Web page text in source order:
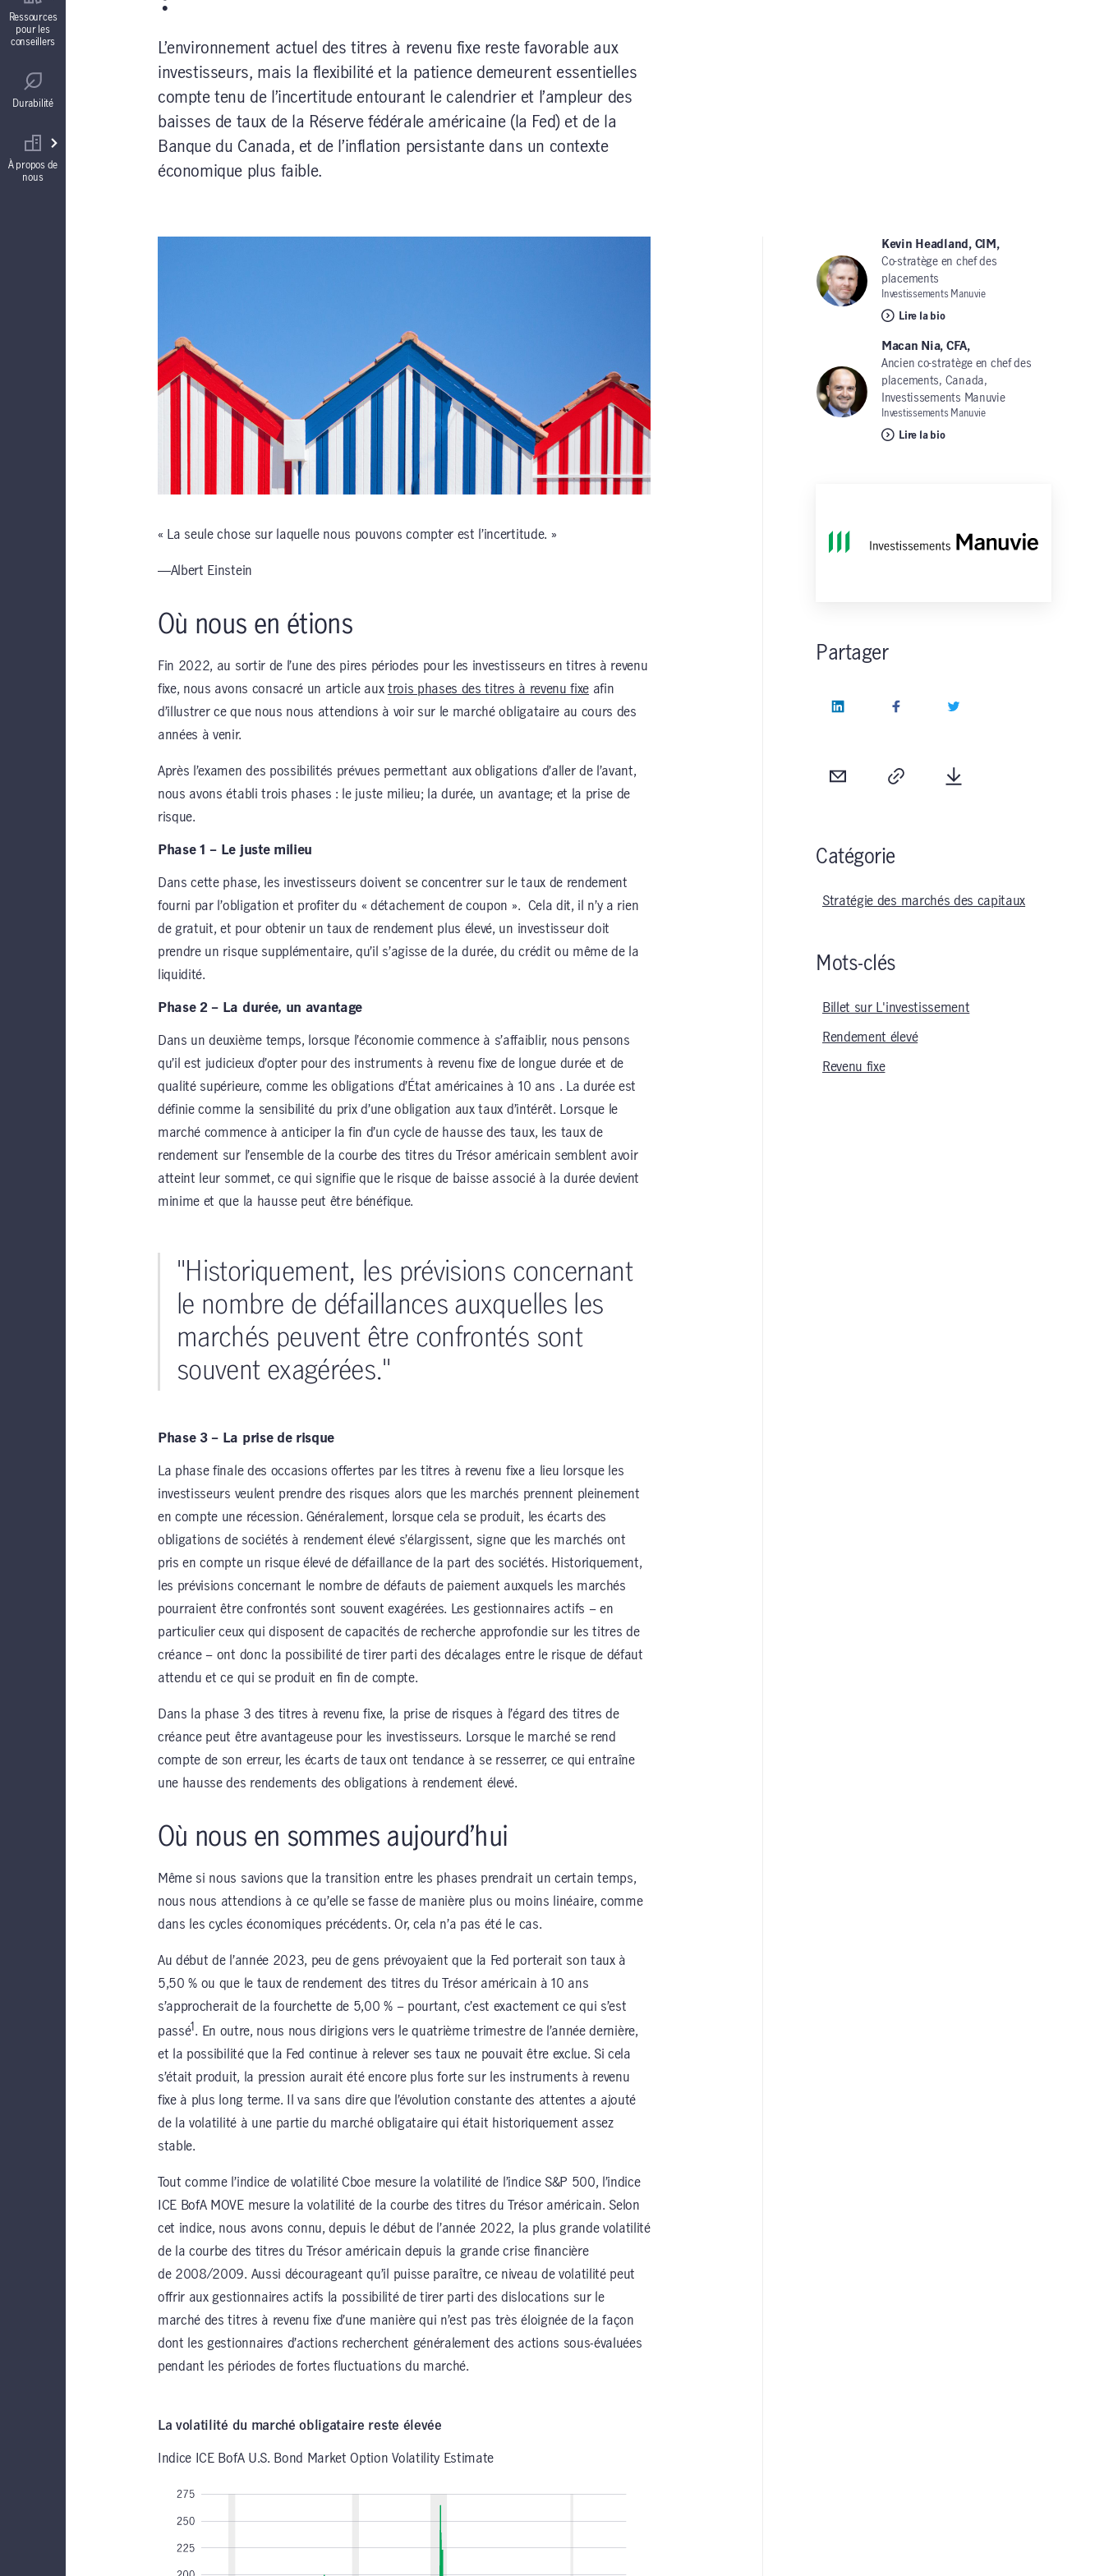
Contrats de fonds distincts
Comptes à intérêt garanti (CIG)
Ressources
pour les
conseillers
Réglementation
Votre équipe commerciale
Durabilité
À propos de
nous
L’environnement actuel des titres à revenu fixe reste favorable aux
investisseurs, mais la flexibilité et la patience demeurent essentielles
compte tenu de l’incertitude entourant le calendrier et l’ampleur des
baisses de taux de la Réserve fédérale américaine (la Fed) et de la
Banque du Canada, et de l’inflation persistante dans un contexte
économique plus faible.
« La seule chose sur laquelle nous pouvons compter est l’incertitude. »
―Albert Einstein
Où nous en étions
Fin 2022, au sortir de l’une des pires périodes pour les investisseurs en titres à revenu
fixe, nous avons consacré un article aux trois phases des titres à revenu fixe afin
d’illustrer ce que nous nous attendions à voir sur le marché obligataire au cours des
années à venir.
Après l’examen des possibilités prévues permettant aux obligations d’aller de l’avant,
nous avons établi trois phases : le juste milieu; la durée, un avantage; et la prise de
risque.
Phase 1 – Le juste milieu
Dans cette phase, les investisseurs doivent se concentrer sur le taux de rendement
fourni par l’obligation et profiter du « détachement de coupon ». Cela dit, il n’y a rien
de gratuit, et pour obtenir un taux de rendement plus élevé, un investisseur doit
prendre un risque supplémentaire, qu’il s’agisse de la durée, du crédit ou même de la
liquidité.
Phase 2 – La durée, un avantage
Dans un deuxième temps, lorsque l’économie commence à s’affaiblir, nous pensons
qu’il est judicieux d’opter pour des instruments à revenu fixe de longue durée et de
qualité supérieure, comme les obligations d’État américaines à 10 ans . La durée est
définie comme la sensibilité du prix d’une obligation aux taux d’intérêt. Lorsque le
marché commence à anticiper la fin d’un cycle de hausse des taux, les taux de
rendement sur l’ensemble de la courbe des titres du Trésor américain semblent avoir
atteint leur sommet, ce qui signifie que le risque de baisse associé à la durée devient
minime et que la hausse peut être bénéfique.
"Historiquement, les prévisions concernant
le nombre de défaillances auxquelles les
marchés peuvent être confrontés sont
souvent exagérées."
Phase 3 – La prise de risque
La phase finale des occasions offertes par les titres à revenu fixe a lieu lorsque les
investisseurs veulent prendre des risques alors que les marchés prennent pleinement
en compte une récession. Généralement, lorsque cela se produit, les écarts des
obligations de sociétés à rendement élevé s’élargissent, signe que les marchés ont
pris en compte un risque élevé de défaillance de la part des sociétés. Historiquement,
les prévisions concernant le nombre de défauts de paiement auxquels les marchés
pourraient être confrontés sont souvent exagérées. Les gestionnaires actifs – en
particulier ceux qui disposent de capacités de recherche approfondie sur les titres de
créance – ont donc la possibilité de tirer parti des décalages entre le risque de défaut
attendu et ce qui se produit en fin de compte.
Dans la phase 3 des titres à revenu fixe, la prise de risques à l’égard des titres de
créance peut être avantageuse pour les investisseurs. Lorsque le marché se rend
compte de son erreur, les écarts de taux ont tendance à se resserrer, ce qui entraîne
une hausse des rendements des obligations à rendement élevé.
Où nous en sommes aujourd’hui
Même si nous savions que la transition entre les phases prendrait un certain temps,
nous nous attendions à ce qu’elle se fasse de manière plus ou moins linéaire, comme
dans les cycles économiques précédents. Or, cela n’a pas été le cas.
Au début de l’année 2023, peu de gens prévoyaient que la Fed porterait son taux à
5,50 % ou que le taux de rendement des titres du Trésor américain à 10 ans
s’approcherait de la fourchette de 5,00 % – pourtant, c’est exactement ce qui s’est
passé1 . En outre, nous nous dirigions vers le quatrième trimestre de l’année dernière,
et la possibilité que la Fed continue à relever ses taux ne pouvait être exclue. Si cela
s’était produit, la pression aurait été encore plus forte sur les instruments à revenu
fixe à plus long terme. Il va sans dire que l’évolution constante des attentes a ajouté
de la volatilité à une partie du marché obligataire qui était historiquement assez
stable.
Tout comme l’indice de volatilité Cboe mesure la volatilité de l’indice S&P 500, l’indice
ICE BofA MOVE mesure la volatilité de la courbe des titres du Trésor américain. Selon
cet indice, nous avons connu, depuis le début de l’année 2022, la plus grande volatilité
de la courbe des titres du Trésor américain depuis la grande crise financière
de 2008/2009. Aussi décourageant qu’il puisse paraître, ce niveau de volatilité peut
offrir aux gestionnaires actifs la possibilité de tirer parti des dislocations sur le
marché des titres à revenu fixe d’une manière qui n’est pas très éloignée de la façon
dont les gestionnaires d’actions recherchent généralement des actions sous-évaluées
pendant les périodes de fortes fluctuations du marché.
La volatilité du marché obligataire reste élevée
Indice ICE BofA U.S. Bond Market Option Volatility Estimate
Kevin Headland, CIM,
Co-stratège en chef des
placements
Investissements Manuvie
Lire la bio
Macan Nia, CFA,
Ancien co-stratège en chef des
placements, Canada,
Investissements Manuvie
Investissements Manuvie
Lire la bio
Partager
LinkedIn Facebook
Courriel
Catégorie
Stratégie des marchés des capitaux
Mots-clés
Billet sur L'investissement
Rendement élevé
Revenu fixe